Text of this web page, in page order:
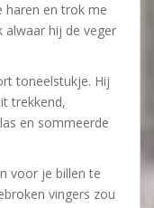
haren en trok me
alwaar hij de veger
toneelstukje. Hij
trekkend,
en sommeerde
voor je billen te
vingers zou